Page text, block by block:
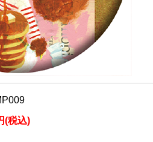
(税込)